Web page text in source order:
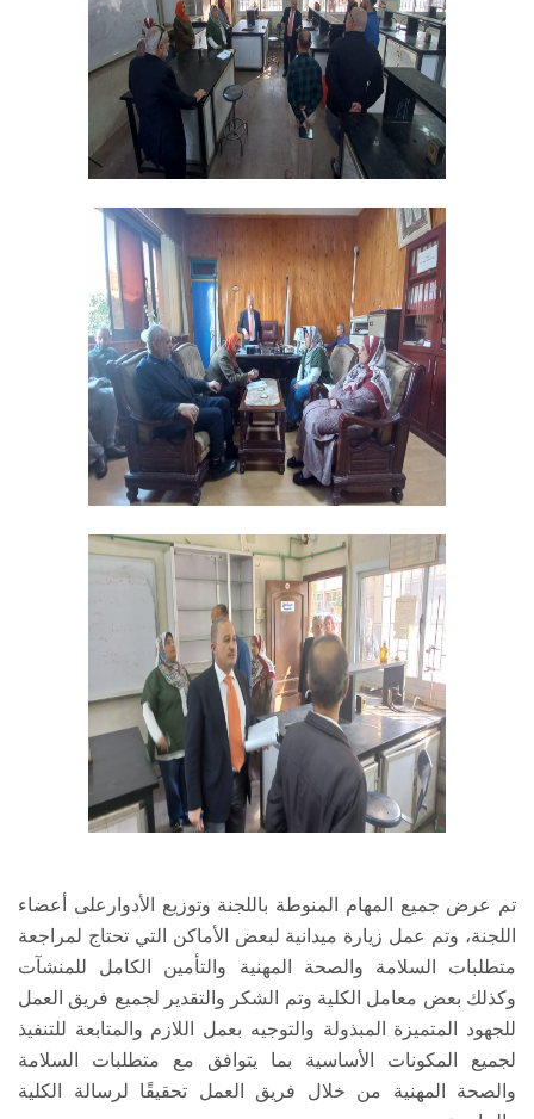
تم عرض جميع المهام المنوطة باللجنة وتوزيع الأدوارعلى أعضاء
اللجنة، وتم عمل زيارة ميدانية لبعض الأماكن التي تحتاج لمراجعة
متطلبات السلامة والصحة المهنية والتأمين الكامل للمنشآت
وكذلك بعض معامل الكلية وتم الشكر والتقدير لجميع فريق العمل
للجهود المتميزة المبذولة والتوجيه بعمل اللازم والمتابعة للتنفيذ
لجميع المكونات الأساسية بما يتوافق مع متطلبات السلامة
والصحة المهنية من خلال فريق العمل تحقيقًا لرسالة الكلية